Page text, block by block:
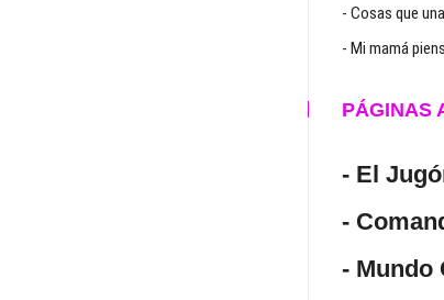
- Cosas que
- Mi mamá
PÁGINAS
- El
-
- Mundo